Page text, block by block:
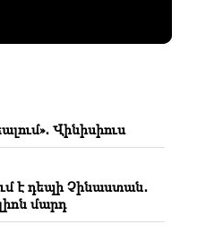
Վինիսիուս
է դեպի Չինաստան․
մարդ